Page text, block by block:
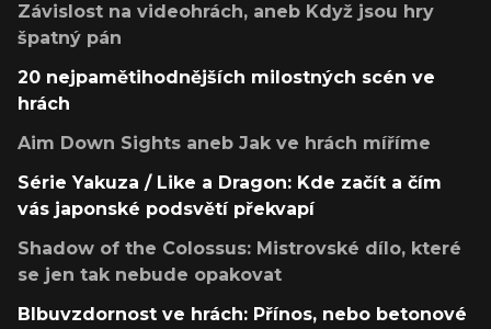
Závislost na videohrách, aneb Když jsou hry
špatný pán
20 nejpamětihodnějších milostných scén ve
hrách
Aim Down Sights aneb Jak ve hrách míříme
Série Yakuza / Like a Dragon: Kde začít a čím
vás japonské podsvětí překvapí
Shadow of the Colossus: Mistrovské dílo, které
se jen tak nebude opakovat
Blbuvzdornost ve hrách: Přínos, nebo betonové